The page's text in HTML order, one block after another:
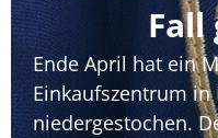
Fall
Ende April hat ein
Einkaufszentrum
niedergestochen.